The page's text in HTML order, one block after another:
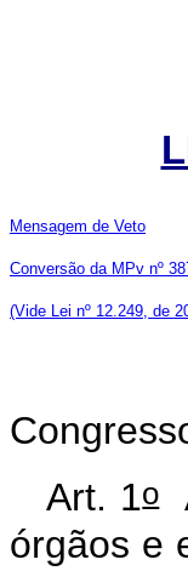
Mensagem de Veto
Conversão da MPv nº
(Vide Lei nº 12.249, de
O
Art. 1o
órgãos e